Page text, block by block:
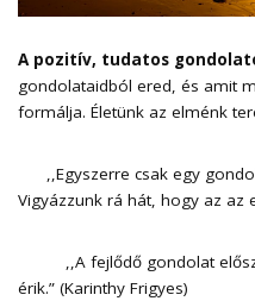
A pozitív, tudatos
gondolataidból ered, és amit
formálja. Életünk az elménk
,,Egyszerre csak egy
Vigyázzunk rá hát, hogy az az
,,A fejlődő gondolat
érik.” (Karinthy Frigyes)